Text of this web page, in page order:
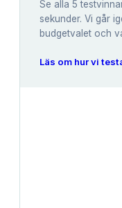
Se alla 5
sekunder. Vi går
budgetvalet och
Läs om hur vi